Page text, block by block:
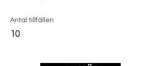
Antal tillfällen
10